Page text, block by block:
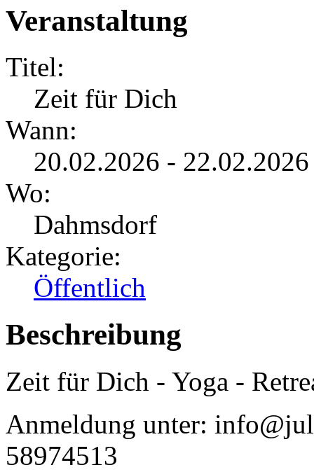
Veranstaltung
Titel:
Zeit für Dich
Wann:
20.02.2026 -
Wo:
Dahmsdorf
Kategorie:
Öffentlich
Beschreibung
Zeit für Dich - Yoga -
Anmeldung unter:
58974513